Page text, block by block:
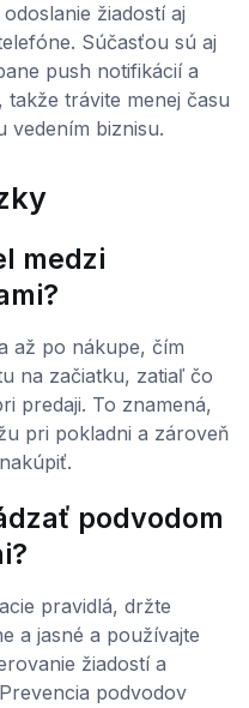
žiadostí aj
Súčasťou sú aj
push notifikácií a
trávite menej času
vedením biznisu.
medzi
až po nákupe, čím
na začiatku, zatiaľ čo
predaji. To znamená,
pri pokladni a zároveň
podvodom
pravidlá, držte
a jasné a používajte
žiadostí a
podvodov